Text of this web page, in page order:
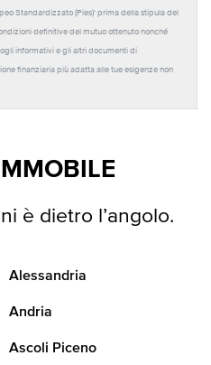
Standardizzato (Pies)' prima della stipula del
definitive del mutuo ottenuto nonché
informativi e gli altri documenti di
finanziaria più adatta alle tue esigenze non
è dietro l’angolo.
Alessandria
Andria
Ascoli Piceno